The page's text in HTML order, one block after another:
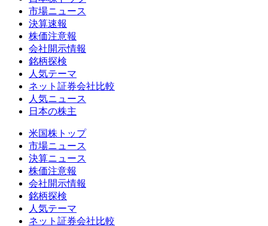
市場ニュース
決算速報
株価注意報
会社開示情報
銘柄探検
人気テーマ
ネット証券会社比較
人気ニュース
日本の株主
米国株トップ
市場ニュース
決算ニュース
株価注意報
会社開示情報
銘柄探検
人気テーマ
ネット証券会社比較